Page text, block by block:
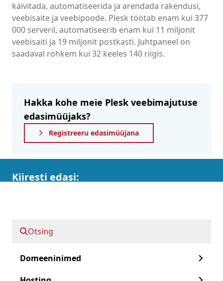
Domeeninimed
Otsing
käivitada, automatiseerida ja arendada rakendusi,
veebisaite ja veebipoode. Plesk töötab enam kui 377
000 serveril, automatiseerib enam kui 11 miljonit
veebisaiti ja 19 miljonit postkasti. Juhtpaneel on
saadaval rohkem kui 32 keeles 140 riigis.
Hakka kohe meie Plesk veebimajutuse
edasimüüjaks?
Registreeru edasimüüjana
Kiiresti edasi:
Eelised Plesk